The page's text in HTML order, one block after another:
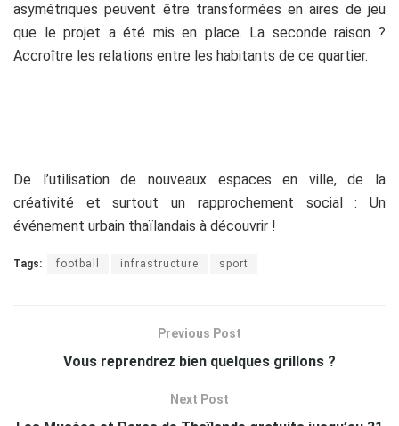
asymétriques peuvent être transformées en aires de jeu
que le projet a été mis en place. La seconde raison ?
Accroître les relations entre les habitants de ce quartier.
De l’utilisation de nouveaux espaces en ville, de la
créativité et surtout un rapprochement social : Un
événement urbain thaïlandais à découvrir !
Tags: football infrastructure sport
Previous Post
Vous reprendrez bien quelques grillons ?
Next Post